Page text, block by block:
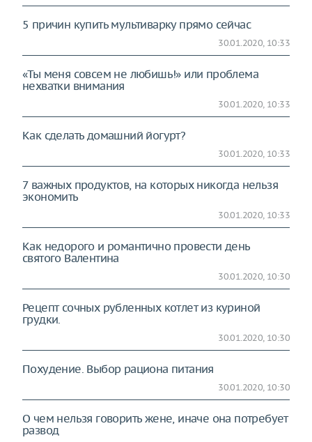
5 причин купить мультиварку прямо сейчас
30.01.2020, 10:33
«Ты меня совсем не любишь!» или проблема
нехватки внимания
30.01.2020, 10:33
Как сделать домашний йогурт?
30.01.2020, 10:33
7 важных продуктов, на которых никогда нельзя
экономить
30.01.2020, 10:33
Как недорого и романтично провести день
святого Валентина
30.01.2020, 10:30
Рецепт сочных рубленных котлет из куриной
грудки.
30.01.2020, 10:30
Похудение. Выбор рациона питания
30.01.2020, 10:30
О чем нельзя говорить жене, иначе она потребует
развод